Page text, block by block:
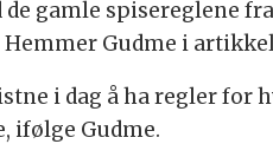
gamle spisereglene
Gudme i
i dag å ha regler for
ifølge Gudme.